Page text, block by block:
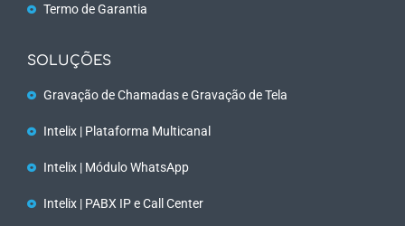
Termo de Garantia
SOLUÇÕES
Gravação de Chamadas e Gravação de Tela
Intelix | Plataforma Multicanal
Intelix | Módulo WhatsApp
Intelix | PABX IP e Call Center